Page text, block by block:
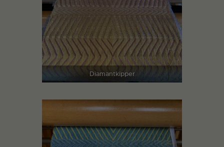
Diamantkipper